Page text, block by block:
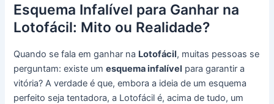
Esquema Infalível para Ganhar na
Lotofácil: Mito ou Realidade?
Quando se fala em ganhar na Lotofácil, muitas pessoas se
perguntam: existe umesquema infalível para garantir a
vitória? A verdade é que, embora a ideia de um esquema
perfeito seja tentadora, a Lotofácil é, acima de tudo, um